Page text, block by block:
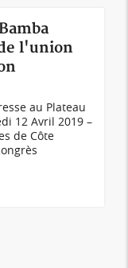
l'union
au Plateau
12 Avril 2019 –
de Côte